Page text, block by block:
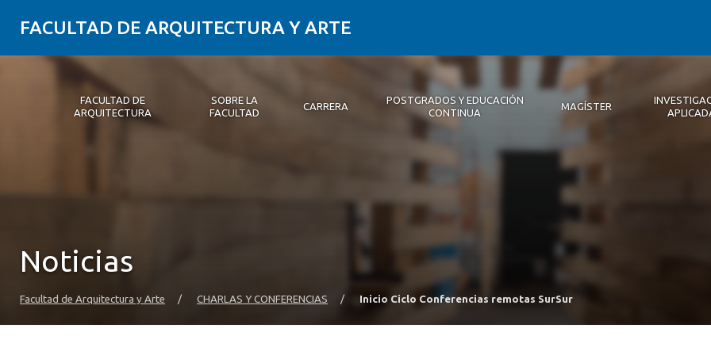
FACULTAD DE ARQUITECTURA Y ARTE
FACULTAD DE
ARQUITECTURA
SOBRE LA
FACULTAD
Autoridades
Infraestructura
CARRERA
Descripción
POSTGRADOS Y EDUCACIÓN
CONTINUA
Magíster
MAGÍSTER
Noticias 2026
Publicaciones
Noticias
Facultad de Arquitectura y Arte / CHARLAS Y CONFERENCIAS / Inicio Ciclo Conferencias remotas SurSur